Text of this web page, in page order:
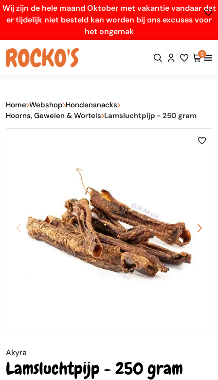
Wij zijn de hele maand Oktober met vakantie vandaar dat
er tijdelijk niet besteld kan worden bij ons excuses voor
het ongemak
0
Home Webshop Hondensnacks
Hoorns, Geweien & Wortels Lamsluchtpijp - 250 gram
Akyra
Lamsluchtpijp - 250 gram